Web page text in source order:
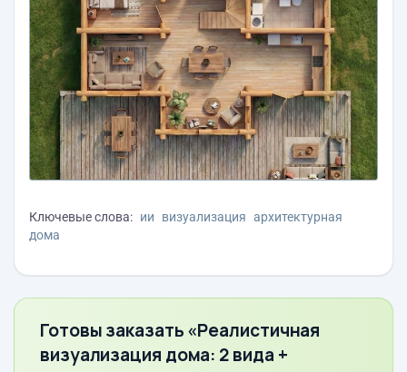
Ключевые слова: ии визуализация архитектурная
дома
Готовы заказать «Реалистичная
визуализация дома: 2 вида +